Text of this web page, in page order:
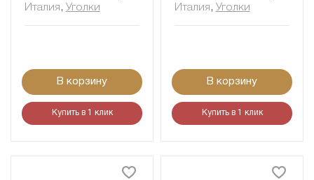
Италия , Уголки
В корзину
Купить в 1 клик
Италия , Уголки
В корзину
Купить в 1 клик